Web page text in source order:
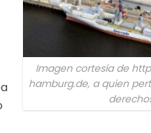
Imagen cortesía de
hamburg.de, a quien